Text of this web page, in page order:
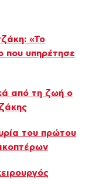
«Το
που υπηρέτησε
από τη ζωή ο
του πρώτου